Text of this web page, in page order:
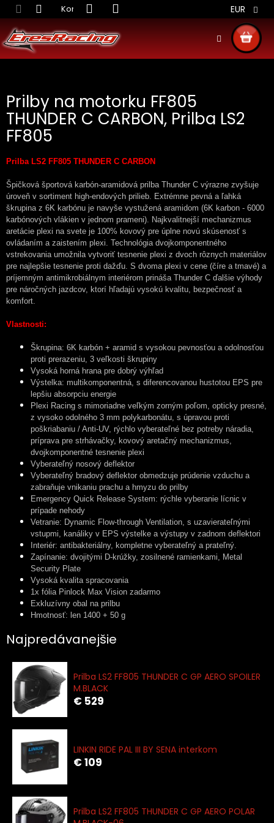
Prejsť
na
obsah
Kontakt Obchodné podmienky Doprava
EUR
KOŠÍK
Prilby na motorku FF805
THUNDER C CARBON, Prilba LS2
FF805
Prilba LS2 FF805 THUNDER C CARBON
Špičková športová karbón-aramidová prilba Thunder C výrazne zvyšuje
úroveň v sortiment high-endových prilieb. Extrémne pevná a ľahká
škrupina z 6K karbónu je navyše vystužená aramidom (6K karbon - 6000
karbónových vlákien v jednom prameni). Najkvalitnejší mechanizmus
aretácie plexi na svete je 100% kovový pre úplne novú skúsenosť s
ovládaním a zaistením plexi. Technológia dvojkomponentného
vstrekovania umožnila vytvoriť tesnenie plexi z dvoch rôznych materiálov
pre najlepšie tesnenie proti dažďu. S dvoma plexi v cene (číre a tmavé) a
príjemným antimikrobiálnym interiérom prináša Thunder C ďalšie výhody
pre náročných jazdcov, ktorí hľadajú vysokú kvalitu, bezpečnosť a
komfort.
Vlastnosti:
Škrupina: 6K karbón + aramid s vysokou pevnosťou a odolnosťou
proti prerazeniu, 3 veľkosti škrupiny
Vysoká horná hrana pre dobrý výhľad
Výstelka: multikomponentná, s diferencovanou hustotou EPS pre
lepšiu absorpciu energie
Plexi Racing s mimoriadne veľkým zorným poľom, opticky presné,
z vysoko odolného 3 mm polykarbonátu, s úpravou proti
poškriabaniu / Anti-UV, rýchlo vyberateľné bez potreby náradia,
príprava pre strhávačky, kovový aretačný mechanizmus,
dvojkomponentné tesnenie plexi
Vyberateľný nosový deflektor
Vyberateľný bradový deflektor obmedzuje prúdenie vzduchu a
zabraňuje vnikaniu prachu a hmyzu do prilby
Emergency Quick Release System: rýchle vyberanie lícnic v
prípade nehody
Vetranie: Dynamic Flow-through Ventilation, s uzavierateľnými
vstupmi, kanáliky v EPS výstelke a výstupy v zadnom deflektori
Interiér: antibakteriálny, kompletne vyberateľný a prateľný.
Zapínanie: dvojitými D-krúžky, zosilnené ramienkami, Metal
Security Plate
Vysoká kvalita spracovania
1x fólia Pinlock Max Vision zadarmo
Exkluzívny obal na prilbu
Hmotnosť: len 1400 + 50 g
Najpredávanejšie
Prilba LS2 FF805 THUNDER C GP AERO SPOILER
M.BLACK
€ 529
LINKIN RIDE PAL III BY SENA interkom
€ 109
Prilba LS2 FF805 THUNDER C GP AERO POLAR